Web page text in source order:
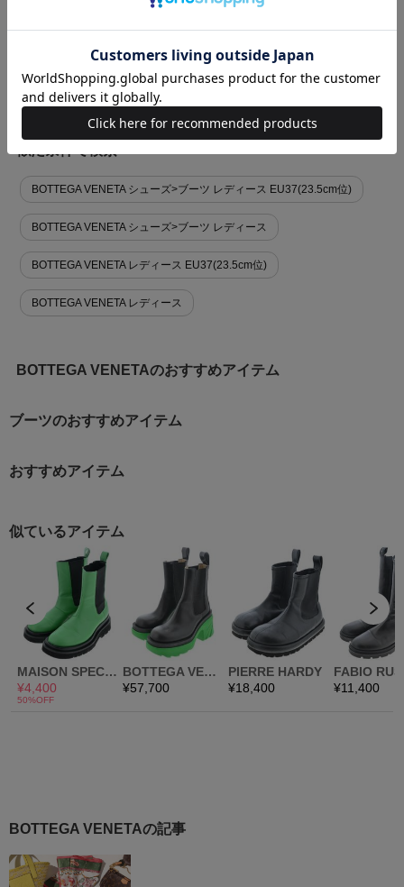
BOTTEGA VENETA シューズ>ブーツ レディース EU37(23.5cm位)
BOTTEGA VENETA シューズ>ブーツ レディース
BOTTEGA VENETA レディース EU37(23.5cm位)
BOTTEGA VENETA レディース
BOTTEGA VENETAのおすすめアイテム
ブーツのおすすめアイテム
おすすめアイテム
BOTTEGA VENETAの記事